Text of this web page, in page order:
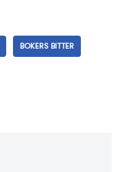
BOKERS BITTER